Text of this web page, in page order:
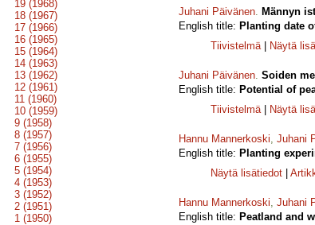
19 (1968)
18 (1967)
17 (1966)
16 (1965)
15 (1964)
14 (1963)
13 (1962)
12 (1961)
11 (1960)
10 (1959)
9 (1958)
8 (1957)
7 (1956)
6 (1955)
5 (1954)
4 (1953)
3 (1952)
2 (1951)
1 (1950)
Juhani Päivänen. Männyn
English title: Planting date
Tiivistelmä| Näytä
Juhani Päivänen. Soiden
English title: Potential of
Tiivistelmä| Näytä
Hannu Mannerkoski, Juhani
English title: Planting
Näytä lisätiedot
Hannu Mannerkoski, Juhani
English title: Peatland and